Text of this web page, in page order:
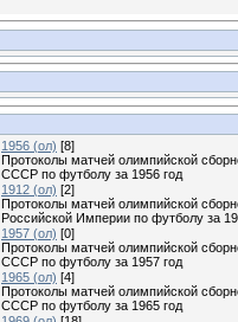
1956 (ол) [8]
Протоколы матчей олимпийской
СССР по футболу за 1956 год
1912 (ол) [2]
Протоколы матчей олимпийской
Российской Империи по футболу за
1957 (ол) [0]
Протоколы матчей олимпийской
СССР по футболу за 1957 год
1965 (ол) [4]
Протоколы матчей олимпийской
СССР по футболу за 1965 год